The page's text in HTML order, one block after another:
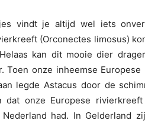
vindt je altijd wel iets
(Orconectes limosus)
kan dit mooie dier
Toen onze inheemse
legdeAstacus door de
dat onze Europese
had. In Gelderland